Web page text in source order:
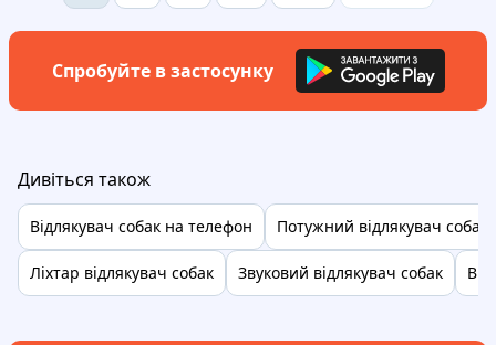
Спробуйте в застосунку
Дивіться також
Відлякувач собак на телефон Потужний відлякувач собак
Ліхтар відлякувач собак Звуковий відлякувач собак